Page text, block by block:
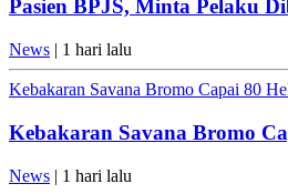
Pasien BPJS, Minta Pelaku
News | 1 hari lalu
Kebakaran Savana Bromo Capai 80
Kebakaran Savana Bromo
News | 1 hari lalu